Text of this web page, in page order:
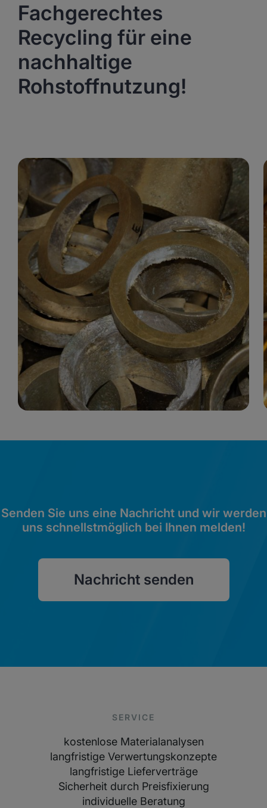
Fachgerechtes
Recycling für eine
nachhaltige
Rohstoffnutzung!
Senden Sie uns eine Nachricht und wir werden
uns schnellstmöglich bei Ihnen melden!
Nachricht senden
SERVICE
kostenlose Materialanalysen
langfristige Verwertungskonzepte
langfristige Lieferverträge
Sicherheit durch Preisfixierung
individuelle Beratung